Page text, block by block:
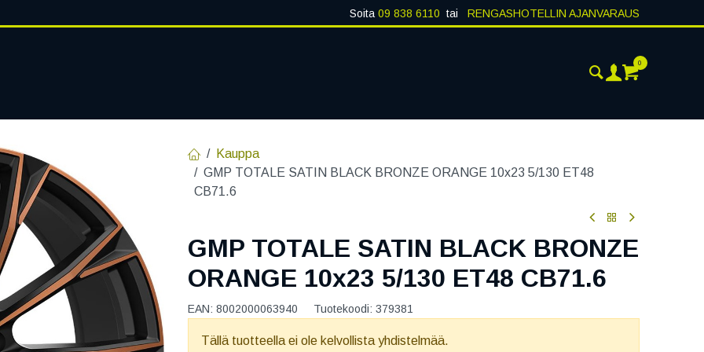
Soita 09 838 6110 tai RENGASHOTELLIN AJANVARAUS
0
Kauppa
GMP TOTALE SATIN BLACK BRONZE ORANGE 10x23 5/130 ET48
CB71.6
GMP TOTALE SATIN BLACK BRONZE
ORANGE 10x23 5/130 ET48 CB71.6
EAN: 8002000063940 Tuotekoodi: 379381
Tällä tuotteella ei ole kelvollista yhdistelmää.